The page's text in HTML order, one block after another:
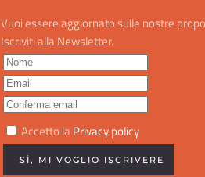
Vuoi essere aggiornato sulle nostre
Iscriviti alla Newsletter.
Accetto laPrivacy policy